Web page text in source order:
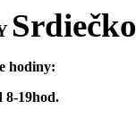
Srdiečko
hodiny:
8-19hod.